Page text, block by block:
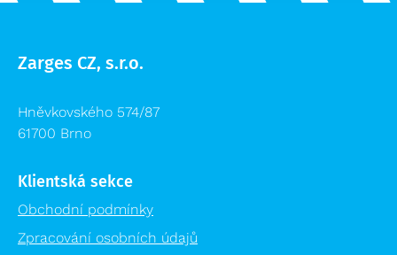
Zarges CZ, s.r.o.
Hněvkovského 574/87
61700 Brno
Klientská sekce
Obchodní podmínky
Zpracování osobních údajů